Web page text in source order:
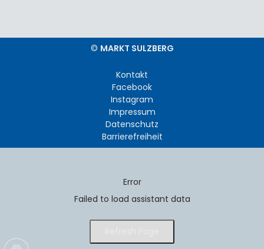
© MARKT SULZBERG
Kontakt
Facebook
Instagram
Impressum
Datenschutz
Barrierefreiheit
Error
Failed to load assistant data